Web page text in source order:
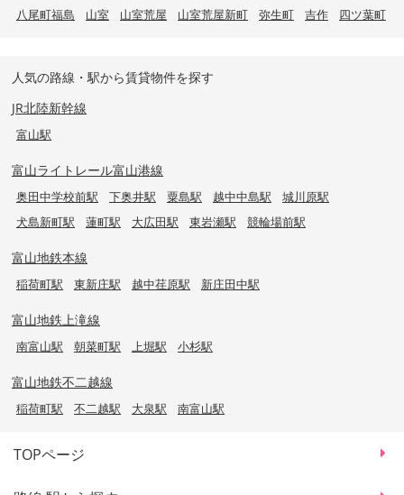
八尾町福島
山室 山室荒屋 山室荒屋新町 弥生町 吉作 四ツ葉町
人気の路線・駅から賃貸物件を探す
JR北陸新幹線
富山駅
富山ライトレール富山港線
奥田中学校前駅 下奥井駅 粟島駅 越中中島駅
城川原駅
犬島新町駅
蓮町駅 大広田駅 東岩瀬駅 競輪場前駅
富山地鉄本線
稲荷町駅 東新庄駅 越中荏原駅 新庄田中駅
富山地鉄上滝線
南富山駅 朝菜町駅 上堀駅 小杉駅
富山地鉄不二越線
稲荷町駅 不二越駅 大泉駅 南富山駅
TOPページ